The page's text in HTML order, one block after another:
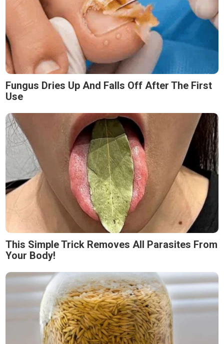
Fungus Dries Up And Falls Off After The First
Use
This Simple Trick Removes All Parasites From
Your Body!